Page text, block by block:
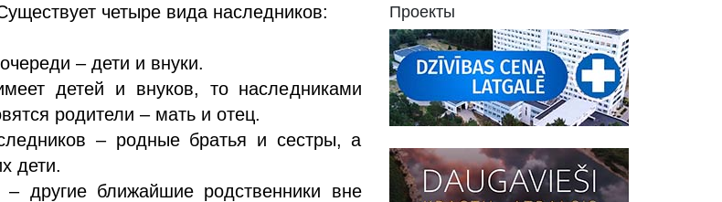
четыре вида наследников:
– дети и внуки.
детей и внуков, то наследниками
родители – мать и отец.
– родные братья и сестры, а
дети.
– другие ближайшие родственники вне
Проекты